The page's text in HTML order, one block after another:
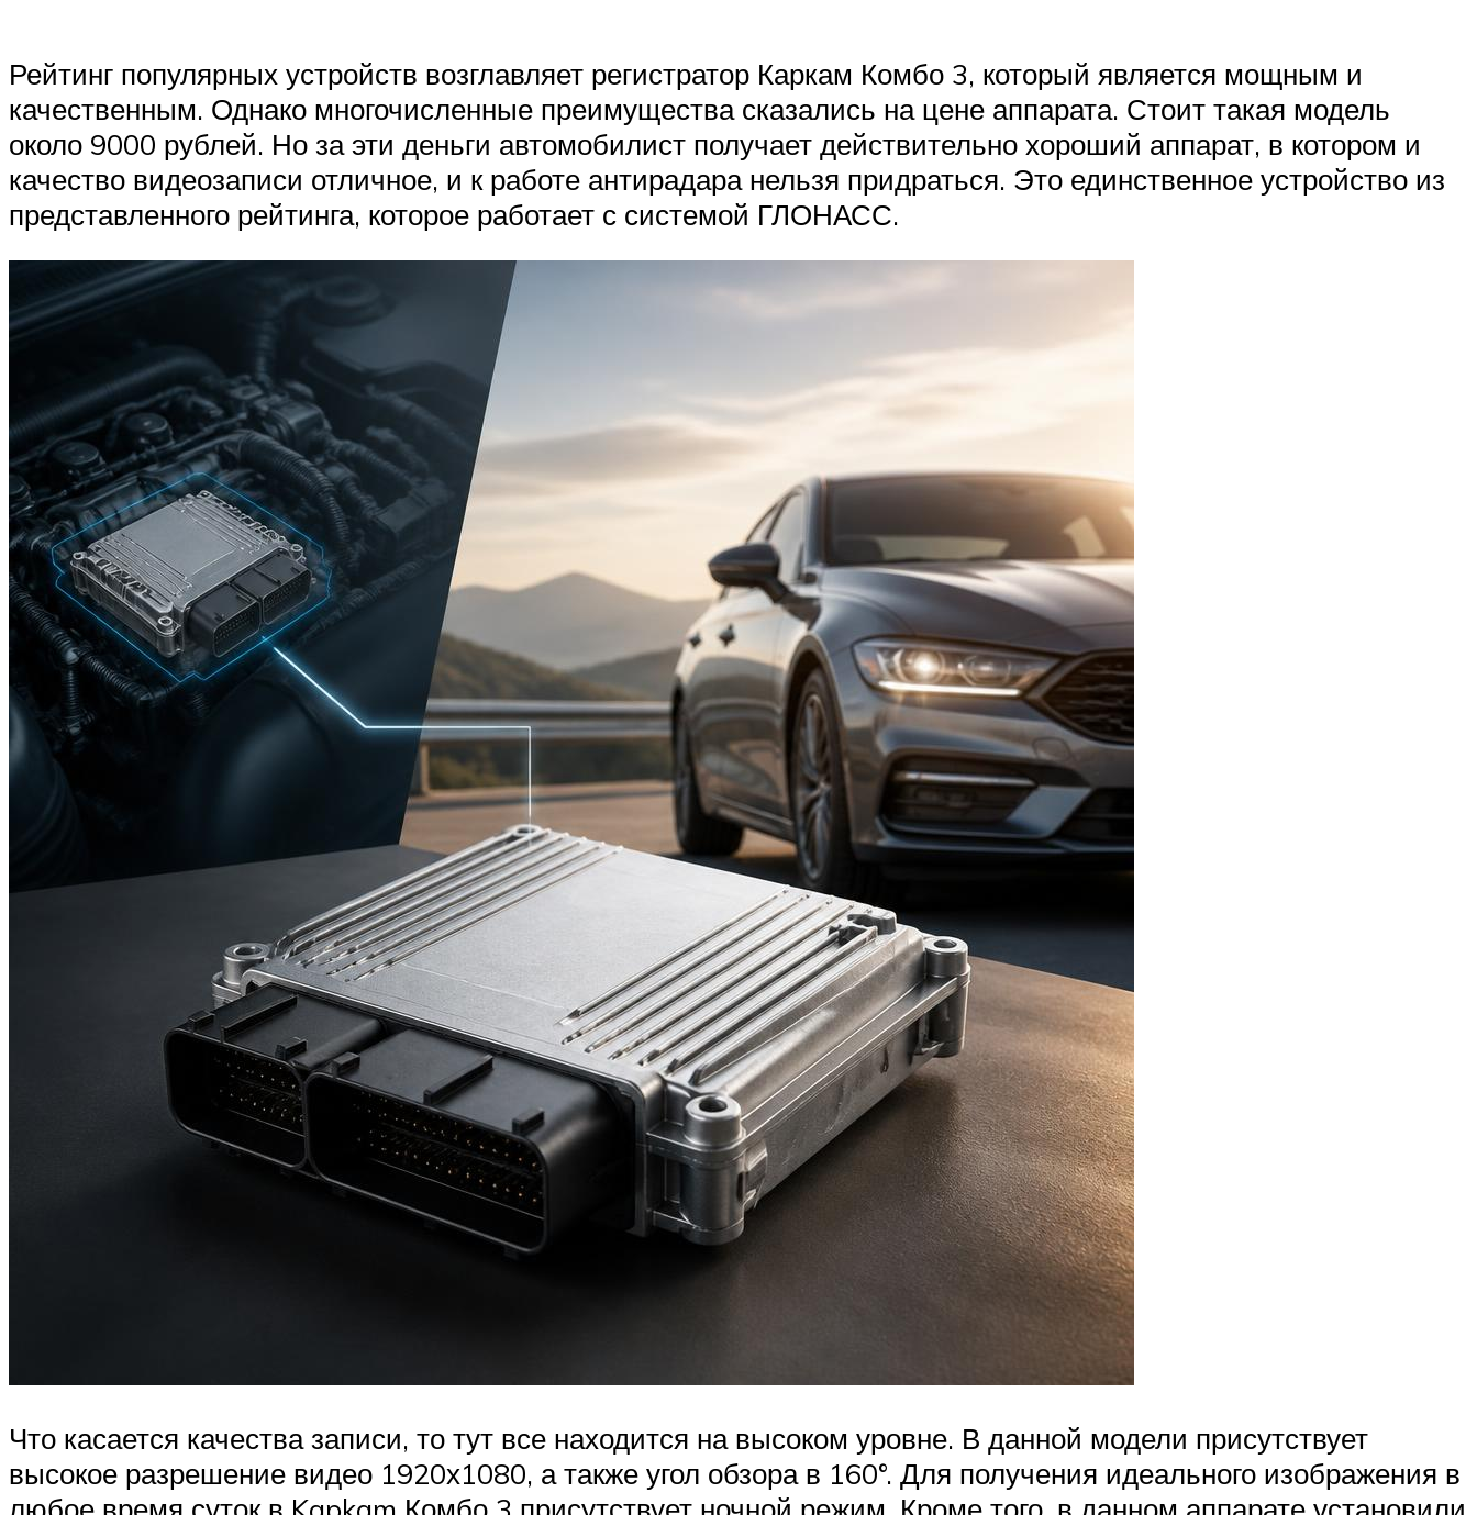
Рейтинг популярных устройств возглавляет регистратор Каркам Комбо 3, который является мощным и
качественным. Однако многочисленные преимущества сказались на цене аппарата. Стоит такая модель
около 9000 рублей. Но за эти деньги автомобилист получает действительно хороший аппарат, в котором и
качество видеозаписи отличное, и к работе антирадара нельзя придраться. Это единственное устройство из
представленного рейтинга, которое работает с системой ГЛОНАСС.
Что касается качества записи, то тут все находится на высоком уровне. В данной модели присутствует
высокое разрешение видео 1920х1080, а также угол обзора в 160°. Для получения идеального изображения в
любое время суток в Kapkam Комбо 3 присутствует ночной режим. Кроме того, в данном аппарате установили